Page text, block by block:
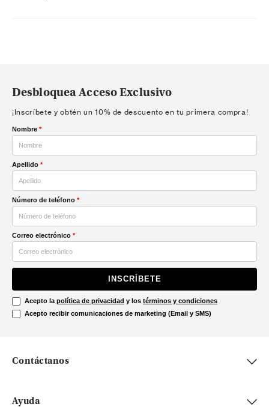
Desbloquea Acceso Exclusivo
¡Inscríbete y obtén un 10% de descuento en tu primera compra!
Nombre *
Apellido *
Número de teléfono *
Correo electrónico *
INSCRÍBETE
Acepto la política de privacidad y los términos y condiciones
Acepto recibir comunicaciones de marketing (Email y SMS)
Contáctanos
Ayuda